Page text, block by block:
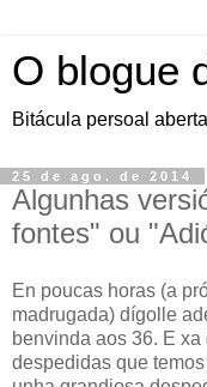
O blogue
Bitácula persoal
25 de ago. de 2014
Algunhas
fontes" ou
En poucas horas (a
madrugada) dígolle
benvinda aos 36. E
despedidas que